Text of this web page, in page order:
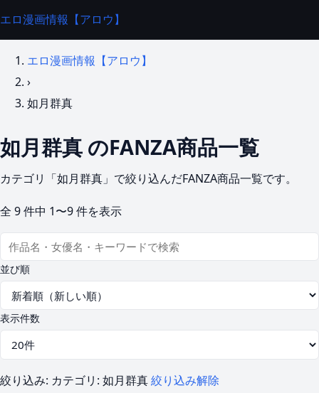
エロ漫画情報【アロウ】
エロ漫画情報【アロウ】
›
如月群真
如月群真 のFANZA商品一覧
カテゴリ「如月群真」で絞り込んだFANZA商品一覧です。
全 9件中 1〜9件を表示
並び順
表示件数
絞り込み: カテゴリ: 如月群真絞り込み解除